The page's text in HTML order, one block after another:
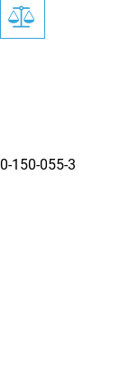
150-055-3